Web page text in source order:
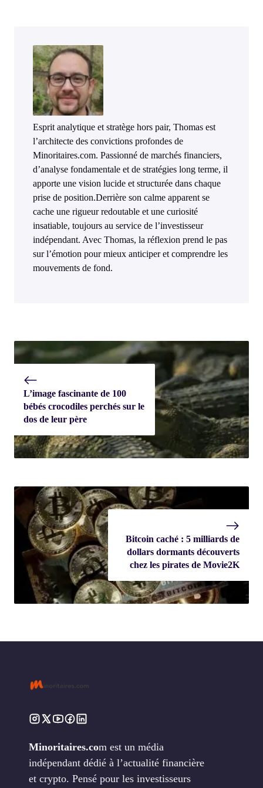
Esprit analytique et stratège hors pair, Thomas est
l’architecte des convictions profondes de
Minoritaires.com. Passionné de marchés financiers,
d’analyse fondamentale et de stratégies long terme, il
apporte une vision lucide et structurée dans chaque
prise de position.Derrière son calme apparent se
cache une rigueur redoutable et une curiosité
insatiable, toujours au service de l’investisseur
indépendant. Avec Thomas, la réflexion prend le pas
sur l’émotion pour mieux anticiper et comprendre les
mouvements de fond.
L’image fascinante de 100
bébés crocodiles perchés sur le
dos de leur père
Bitcoin caché : 5 milliards de
dollars dormants découverts
chez les pirates de Movie2K
Minoritaires.com est un média
indépendant dédié à l’actualité financière
et crypto. Pensé pour les investisseurs